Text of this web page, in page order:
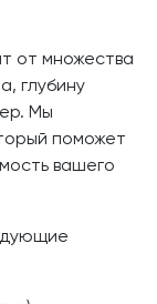
от множества
глубину
Мы
поможет
вашего